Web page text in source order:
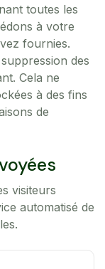
toutes les
à votre
fournies.
des
Cela ne
à des fins
de
visiteurs
automatisé de